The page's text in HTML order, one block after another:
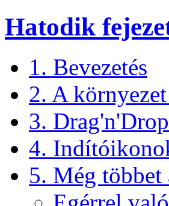
Hatodik
1. Bevezetés
2. A
3. Drag'n'Drop
4.
5. Még többet